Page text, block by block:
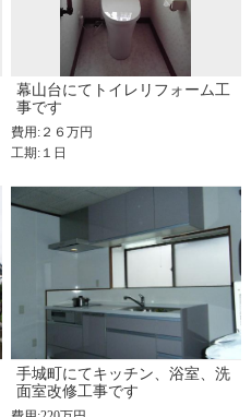
幕山台にてトイレリフォーム工
事です
費用:２６万円
工期:１日
手城町にてキッチン、浴室、洗
面室改修工事です